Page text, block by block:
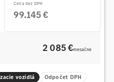
Cena bez DPH
99.145 €
2 085 €mesačne
vozidlá Odpočet DPH